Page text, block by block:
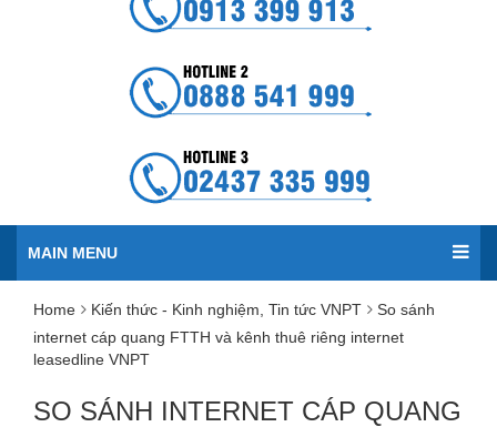
MAIN MENU
Home Kiến thức - Kinh nghiệm Tin tức VNPT
So sánh
internet cáp quang FTTH và kênh thuê riêng internet
leasedline VNPT
SO SÁNH INTERNET CÁP QUANG